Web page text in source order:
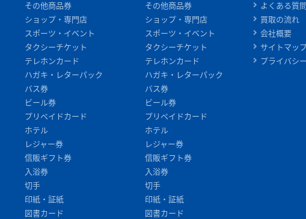
その他商品券
ショップ・専門店
スポーツ・イベント
タクシーチケット
テレホンカード
ハガキ・レターパック
バス券
ビール券
プリペイドカード
ホテル
レジャー券
信販ギフト券
入浴券
切手
印紙・証紙
図書カード
その他商品券
ショップ・専門店
スポーツ・イベント
タクシーチケット
テレホンカード
ハガキ・レターパック
バス券
ビール券
プリペイドカード
ホテル
レジャー券
信販ギフト券
入浴券
切手
印紙・証紙
図書カード
よくある質問
買取の流れ
会社概要
サイトマッ
プライバシ